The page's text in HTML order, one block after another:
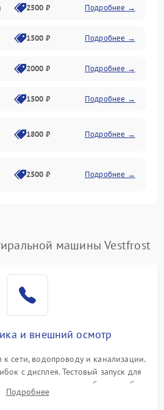
2500 ₽ Подробнее →
1500 ₽ Подробнее →
2000 ₽ Подробнее →
1500 ₽ Подробнее →
1800 ₽ Подробнее →
2500 ₽ Подробнее →
2200 ₽ Подробнее →
машины Vestfrost
и внешний осмотр
сети, водопроводу и канализации.
с дисплея. Тестовый запуск для
шумов, протечек или сбоев в работе
модуля управления.
Подробнее